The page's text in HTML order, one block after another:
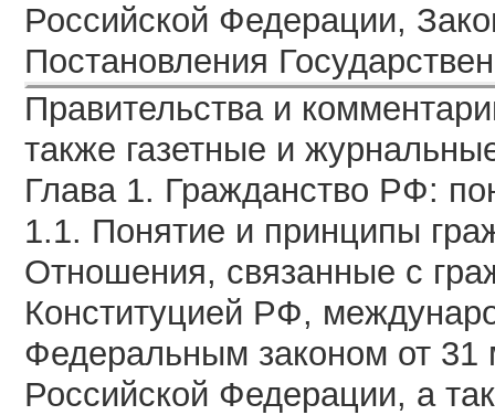
Российской Федерации,
Постановления
Правительства и
также газетные и
Глава 1. Гражданство РФ:
1.1. Понятие и принципы
Отношения, связанные с
Конституцией РФ,
Федеральным законом от 31
Российской Федерации, а